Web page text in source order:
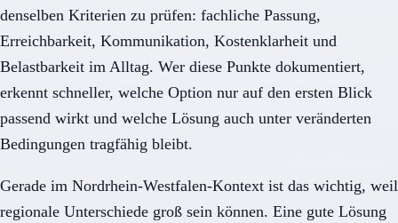
denselben Kriterien zu prüfen: fachliche Passung,
Erreichbarkeit, Kommunikation, Kostenklarheit und
Belastbarkeit im Alltag. Wer diese Punkte dokumentiert,
erkennt schneller, welche Option nur auf den ersten Blick
passend wirkt und welche Lösung auch unter veränderten
Bedingungen tragfähig bleibt.
Gerade im Nordrhein-Westfalen-Kontext ist das wichtig, weil
regionale Unterschiede groß sein können. Eine gute Lösung